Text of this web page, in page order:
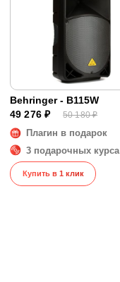
Behringer - B115W
49 276 ₽
50 180 ₽
Плагин в подарок
3 подарочных курса
Купить в 1 клик